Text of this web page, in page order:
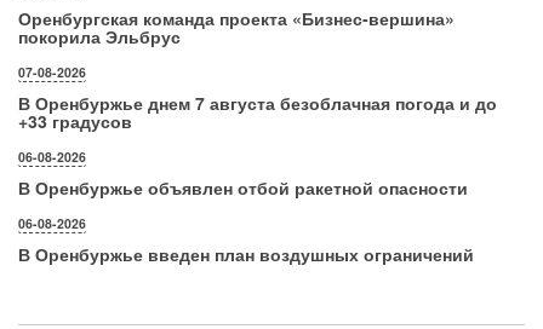
Оренбургская команда проекта «Бизнес‑вершина»
покорила Эльбрус
07-08-2026
В Оренбуржье днем 7 августа безоблачная погода и до
+33 градусов
06-08-2026
В Оренбуржье объявлен отбой ракетной опасности
06-08-2026
В Оренбуржье введен план воздушных ограничений